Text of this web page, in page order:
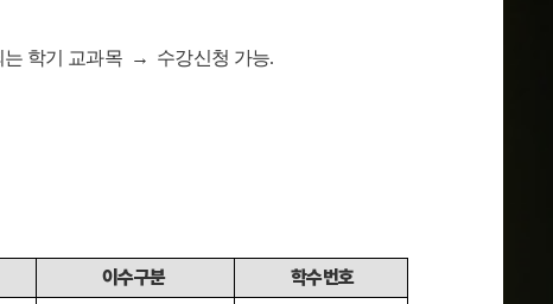
학기 교과목 → 수강신청 가능.
이수구분
학수번호